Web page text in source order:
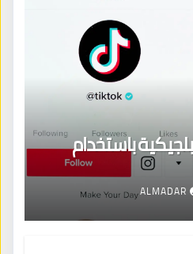
باستخدام
ALMADAR